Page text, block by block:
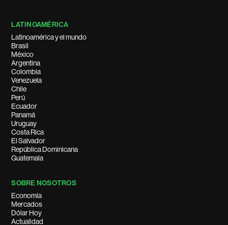
LATINOAMÉRICA
Latinoamérica y el mundo
Brasil
México
Argentina
Colombia
Venezuela
Chile
Perú
Ecuador
Panamá
Uruguay
Costa Rica
El Salvador
República Dominicana
Guatemala
SOBRE NOSOTROS
Economía
Mercados
Dólar Hoy
Actualidad